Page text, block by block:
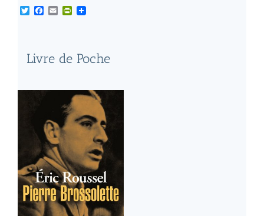
TwitterFacebook
EmailPrintFriendly
Livre de Poche